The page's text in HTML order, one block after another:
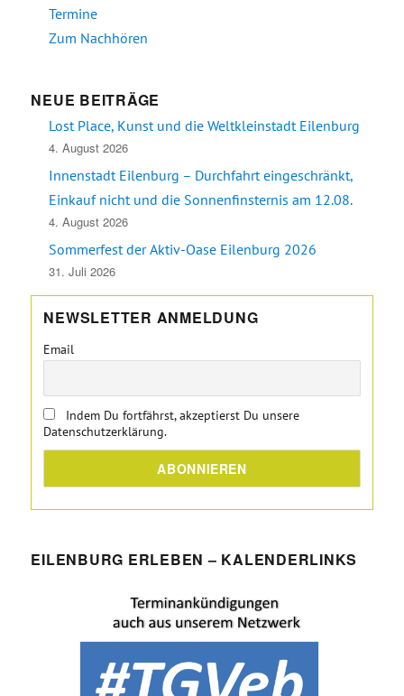
Termine
Zum Nachhören
NEUE BEITRÄGE
Lost Place, Kunst und die Weltkleinstadt Eilenburg
4. August 2026
Innenstadt Eilenburg – Durchfahrt eingeschränkt,
Einkauf nicht und die Sonnenfinsternis am 12.08.
4. August 2026
Sommerfest der Aktiv-Oase Eilenburg 2026
31. Juli 2026
NEWSLETTER ANMELDUNG
Email
Indem Du fortfährst, akzeptierst Du unsere
Datenschutzerklärung.
EILENBURG ERLEBEN – KALENDERLINKS